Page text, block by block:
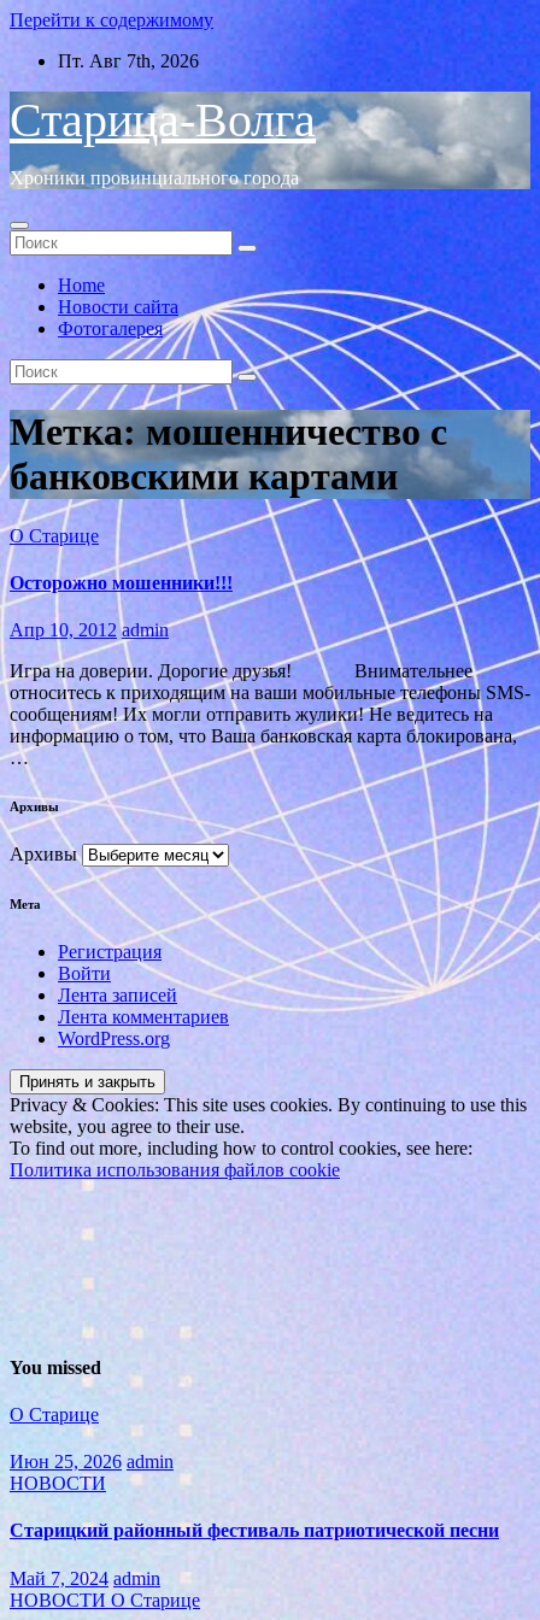
Перейти к содержимому
Пт. Авг 7th, 2026
Старица-Волга
Хроники провинциального города
Home
Новости сайта
Фотогалерея
Метка:мошенничество с
банковскими картами
О Старице
Осторожно мошенники!!!
Апр 10, 2012 admin
Игра на доверии. Дорогие друзья! Внимательнее
относитесь к приходящим на ваши мобильные телефоны SMS-
сообщениям! Их могли отправить жулики! Не ведитесь на
информацию о том, что Ваша банковская карта блокирована,
…
Архивы
Архивы
Мета
Регистрация
Войти
Лента записей
Лента комментариев
WordPress.org
Privacy & Cookies: This site uses cookies. By continuing to use this
website, you agree to their use.
To find out more, including how to control cookies, see here:
Политика использования файлов cookie
You missed
О Старице
Июн 25, 2026 admin
НОВОСТИ
Старицкий районный фестиваль патриотической песни
Май 7, 2024 admin
НОВОСТИ О Старице